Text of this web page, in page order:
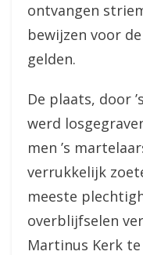
ontvangen
bewijzen voor
gelden.
De plaats, door
werd
men ’s
verrukkelijk
meeste
overblijfselen
Martinus Kerk